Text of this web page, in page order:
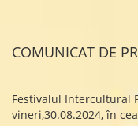
COMUNICAT DE
Festivalul Intercultural
vineri,30.08.2024, în